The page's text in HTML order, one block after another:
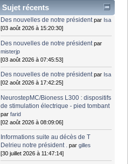
Sujet récents
Des nouvelles de notre président par Isa
[03 août 2026 à 15:20:30]
Des nouvelles de notre président par
misterjp
[03 août 2026 à 07:45:53]
Des nouvelles de notre président par Isa
[02 août 2026 à 17:42:25]
NeurostepMC/Bioness L300 : dispositifs
de stimulation électrique - pied tombant
parfarid
[02 août 2026 à 08:09:06]
Informations suite au décès de T
Delrieu notre président . pargilles
[30 juillet 2026 à 11:47:14]